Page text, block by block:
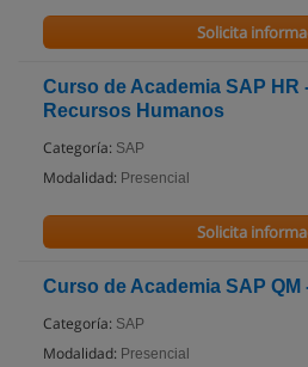
Solicita
Curso de Academia SAP HR
Recursos Humanos
Categoría: SAP
Modalidad: Presencial
Solicita
Curso de Academia SAP QM
Categoría: SAP
Modalidad: Presencial